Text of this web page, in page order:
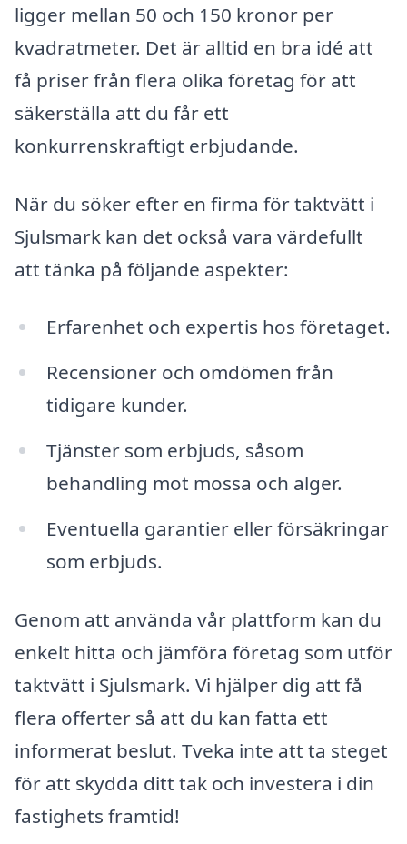
ligger mellan 50 och 150 kronor per
kvadratmeter. Det är alltid en bra idé att
få priser från flera olika företag för att
säkerställa att du får ett
konkurrenskraftigt erbjudande.
När du söker efter en firma för taktvätt i
Sjulsmark kan det också vara värdefullt
att tänka på följande aspekter:
Erfarenhet och expertis hos företaget.
Recensioner och omdömen från
tidigare kunder.
Tjänster som erbjuds, såsom
behandling mot mossa och alger.
Eventuella garantier eller försäkringar
som erbjuds.
Genom att använda vår plattform kan du
enkelt hitta och jämföra företag som utför
taktvätt i Sjulsmark. Vi hjälper dig att få
flera offerter så att du kan fatta ett
informerat beslut. Tveka inte att ta steget
för att skydda ditt tak och investera i din
fastighets framtid!